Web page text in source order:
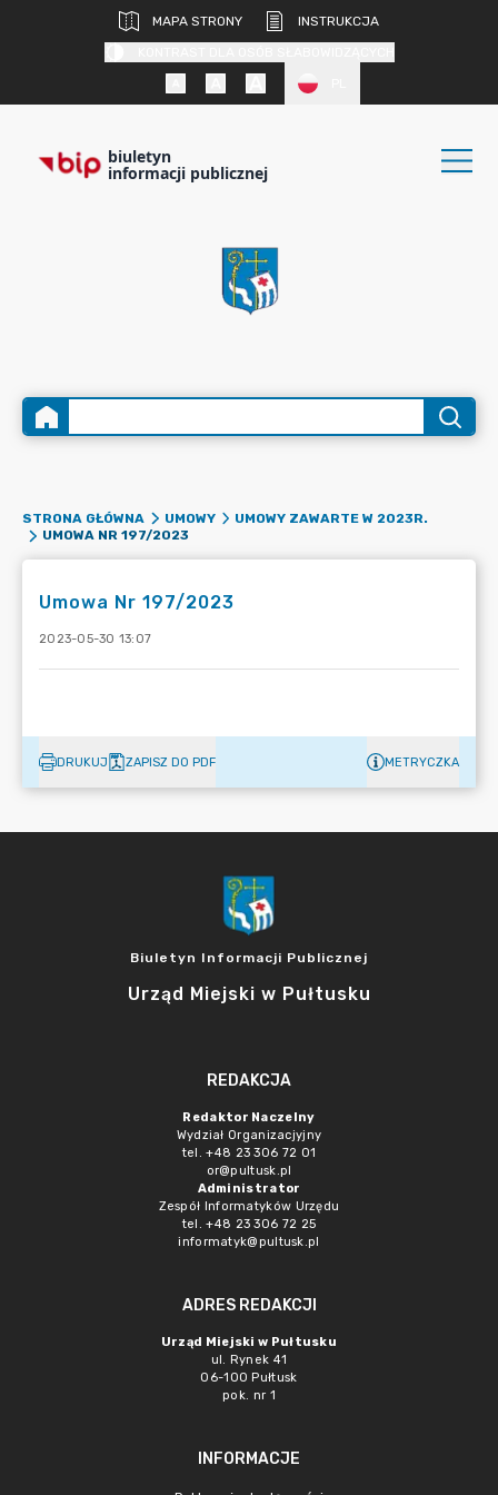
MAPA STRONY
INSTRUKCJA
biuletyn
informacji publicznej
STRONA GŁÓWNA UMOWY
UMOWY ZAWARTE W 2023R.
UMOWA NR 197/2023
Umowa Nr 197/2023
2023-05-30 13:07
DRUKUJ ZAPISZ DO PDF METRYCZKA
Biuletyn Informacji Publicznej
Urząd Miejski w Pułtusku
REDAKCJA
Redaktor Naczelny
Wydział Organizacjyjny
tel. +48 23 306 72 01
or@pultusk.pl
Administrator
Zespół Informatyków Urzędu
tel. +48 23 306 72 25
informatyk@pultusk.pl
ADRES REDAKCJI
Urząd Miejski w Pułtusku
ul. Rynek 41
06-100 Pułtusk
pok. nr 1
INFORMACJE